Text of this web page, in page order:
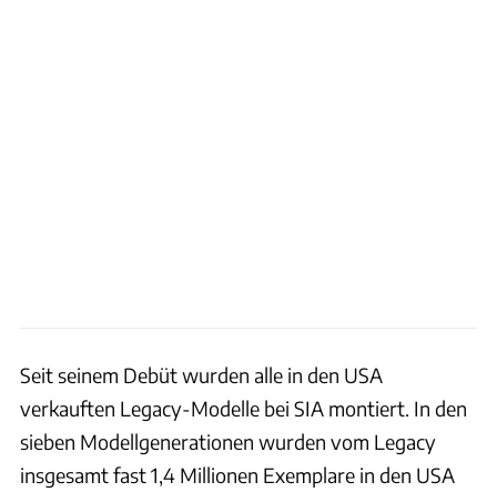
Seit seinem Debüt wurden alle in den USA
verkauften Legacy-Modelle bei SIA montiert. In den
sieben Modellgenerationen wurden vom Legacy
insgesamt fast 1,4 Millionen Exemplare in den USA